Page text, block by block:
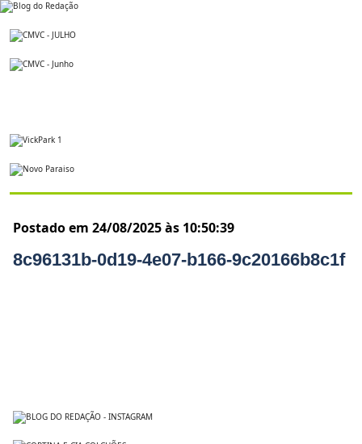
Postado em 24/08/2025 às 10:50:39
8c96131b-0d19-4e07-b166-9c20166b8c1f